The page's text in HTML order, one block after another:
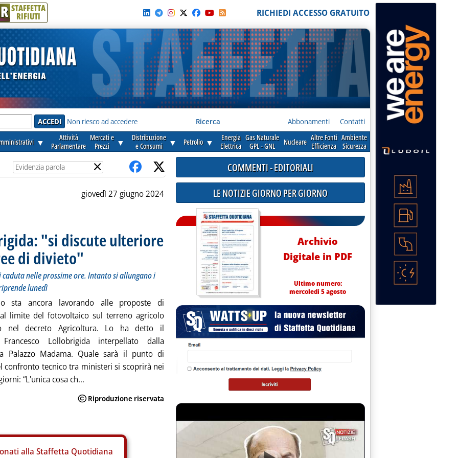
R STAFFETTA
RIFIUTI RICHIEDI ACCESSO GRATUITO
Non riesco ad accedere Ricerca Abbonamenti Contatti
▼
Attività
Parlamentare
Mercati e
Prezzi
▼
Distribuzione
e Consumi
▼ Petrolio ▼
Energia
Elettrica
Gas Naturale
GPL - GNL
Nucleare Altre Fonti
Efficienza
Ambiente
Sicurezza
×
giovedì 27 giugno 2024
"si discute ulteriore
di divieto"
nelle prossime ore. Intanto si allungano i
lunedì
sta ancora lavorando alle proposte di
limite del fotovoltaico sul terreno agricolo
nel decreto Agricoltura. Lo ha detto il
Lollobrigida interpellato dalla
Palazzo Madama. Quale sarà il punto di
confronto tecnico tra ministeri si scoprirà nei
“L'unica cosa ch...
alla Staffetta Quotidiana
COMMENTI - EDITORIALI
LE NOTIZIE GIORNO PER GIORNO
Archivio
Digitale in PDF
Ultimo numero:
mercoledì 5 agosto